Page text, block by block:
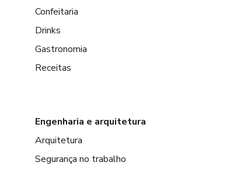
Confeitaria
Drinks
Gastronomia
Receitas
Engenharia e arquitetura
Arquitetura
Segurança no trabalho